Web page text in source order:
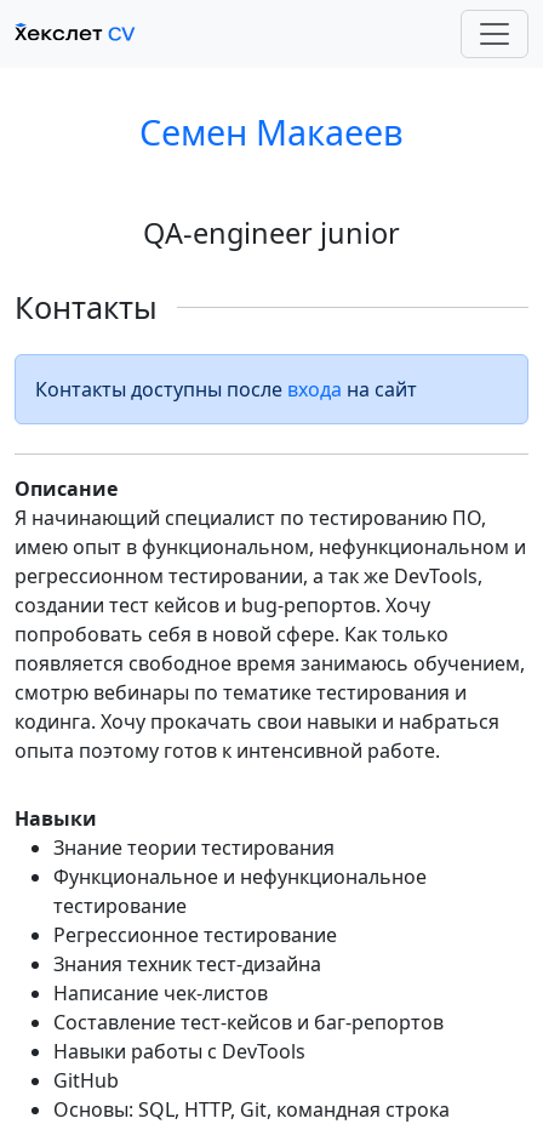
Семен Макаеев
QA-engineer junior
Контакты
Контакты доступны после входа на сайт
Описание
Я начинающий специалист по тестированию ПО,
имею опыт в функциональном, нефункциональном и
регрессионном тестировании, а так же DevTools,
создании тест кейсов и bug-репортов. Хочу
попробовать себя в новой сфере. Как только
появляется свободное время занимаюсь обучением,
смотрю вебинары по тематике тестирования и
кодинга. Хочу прокачать свои навыки и набраться
опыта поэтому готов к интенсивной работе.
Навыки
Знание теории тестирования
Функциональное и нефункциональное
тестирование
Регрессионное тестирование
Знания техник тест-дизайна
Написание чек-листов
Составление тест-кейсов и баг-репортов
Навыки работы с DevTools
GitHub
Основы: SQL, HTTP, Git, командная строка